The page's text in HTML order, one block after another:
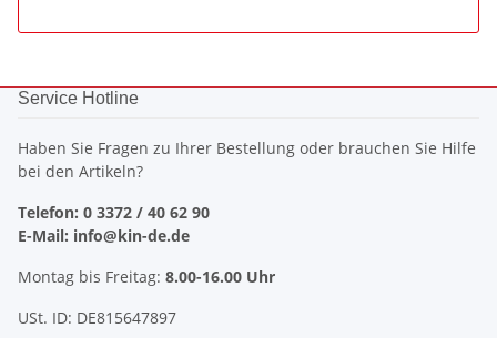
Service Hotline
Haben Sie Fragen zu Ihrer Bestellung oder brauchen Sie Hilfe
bei den Artikeln?
Telefon: 0 3372 / 40 62 90
E-Mail: info@kin-de.de
Montag bis Freitag: 8.00-16.00 Uhr
USt. ID: DE815647897